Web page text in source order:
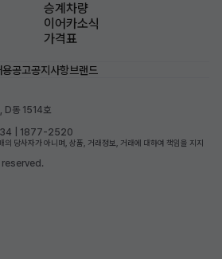
승계차량
이어카소식
가격표
용공고공지사항브랜드
D동 1514호
| 1877-2520
의 당사자가 아니며, 상품, 거래정보, 거래에 대하여 책임을 지지